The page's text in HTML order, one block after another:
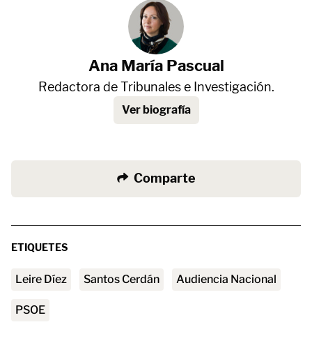
Ana María Pascual
Redactora de Tribunales e Investigación.
Ver biografía
Comparte
ETIQUETES
Leire Díez Santos Cerdán Audiencia Nacional
PSOE